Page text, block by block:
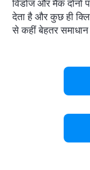
विंडोज और मैक दोनों
देता है और कुछ ही
से कहीं बेहतर समाधान